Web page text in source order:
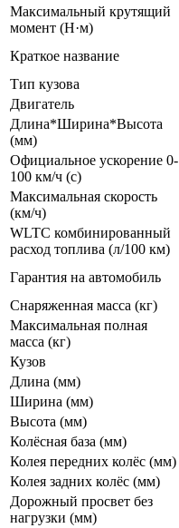
Максимальный крутящий
момент (Н·м)
Краткое название
Тип кузова
Двигатель
Длина*Ширина*Высота
(мм)
Официальное ускорение 0-
100 км/ч (с)
Максимальная скорость
(км/ч)
WLTC комбинированный
расход топлива (л/100 км)
Гарантия на автомобиль
Снаряженная масса (кг)
Максимальная полная
масса (кг)
Кузов
Длина (мм)
Ширина (мм)
Высота (мм)
Колёсная база (мм)
Колея передних колёс (мм)
Колея задних колёс (мм)
Дорожный просвет без
нагрузки (мм)